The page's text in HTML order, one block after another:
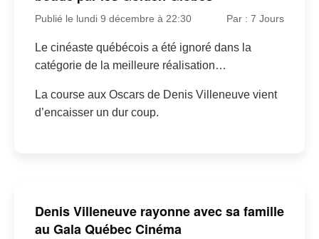
Publié le lundi 9 décembre à 22:30 Par : 7 Jours
Le cinéaste québécois a été ignoré dans la
catégorie de la meilleure réalisation…
La course aux Oscars de Denis Villeneuve vient
d’encaisser un dur coup.
Denis Villeneuve rayonne avec sa famille
au Gala Québec Cinéma